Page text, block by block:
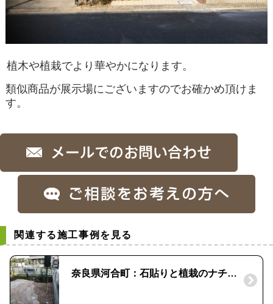
植木や植栽でより華やかになります。
類似商品が展示場にございますのでお確かめ頂けま
す。
関連する施工事例を見る
奈良県河合町：石貼りと植栽のナチュラルガーデン｜メンテナンスフリーなお庭